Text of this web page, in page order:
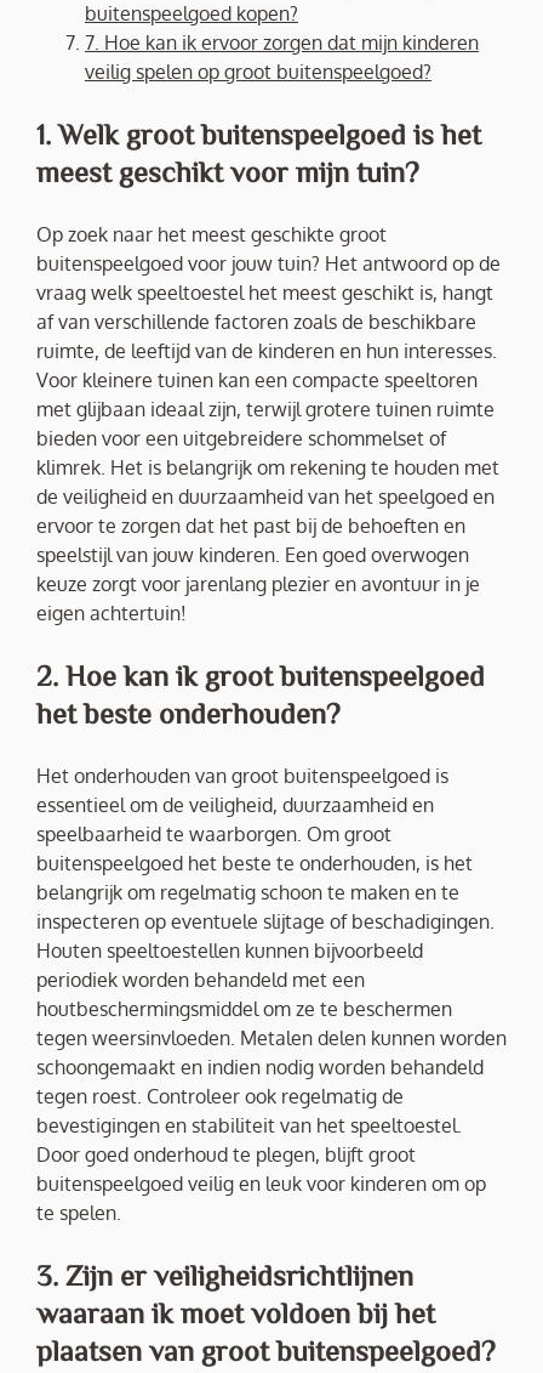
buitenspeelgoed kopen?
7. Hoe kan ik ervoor zorgen dat mijn kinderen
veilig spelen op groot buitenspeelgoed?
1. Welk groot buitenspeelgoed is het
meest geschikt voor mijn tuin?
Op zoek naar het meest geschikte groot
buitenspeelgoed voor jouw tuin? Het antwoord op de
vraag welk speeltoestel het meest geschikt is, hangt
af van verschillende factoren zoals de beschikbare
ruimte, de leeftijd van de kinderen en hun interesses.
Voor kleinere tuinen kan een compacte speeltoren
met glijbaan ideaal zijn, terwijl grotere tuinen ruimte
bieden voor een uitgebreidere schommelset of
klimrek. Het is belangrijk om rekening te houden met
de veiligheid en duurzaamheid van het speelgoed en
ervoor te zorgen dat het past bij de behoeften en
speelstijl van jouw kinderen. Een goed overwogen
keuze zorgt voor jarenlang plezier en avontuur in je
eigen achtertuin!
2. Hoe kan ik groot buitenspeelgoed
het beste onderhouden?
Het onderhouden van groot buitenspeelgoed is
essentieel om de veiligheid, duurzaamheid en
speelbaarheid te waarborgen. Om groot
buitenspeelgoed het beste te onderhouden, is het
belangrijk om regelmatig schoon te maken en te
inspecteren op eventuele slijtage of beschadigingen.
Houten speeltoestellen kunnen bijvoorbeeld
periodiek worden behandeld met een
houtbeschermingsmiddel om ze te beschermen
tegen weersinvloeden. Metalen delen kunnen worden
schoongemaakt en indien nodig worden behandeld
tegen roest. Controleer ook regelmatig de
bevestigingen en stabiliteit van het speeltoestel.
Door goed onderhoud te plegen, blijft groot
buitenspeelgoed veilig en leuk voor kinderen om op
te spelen.
3. Zijn er veiligheidsrichtlijnen
waaraan ik moet voldoen bij het
plaatsen van groot buitenspeelgoed?